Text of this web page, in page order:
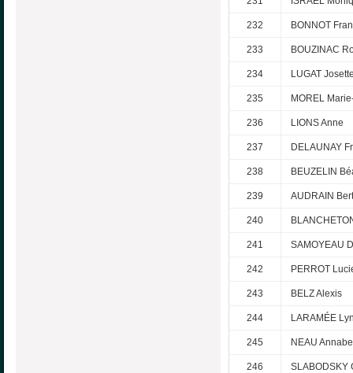
232 BONNOT
233 BOUZINAC
234 LUGAT
235 MOREL
236 LIONS Anne
237 DELAUNAY
238 BEUZELIN
239 AUDRAIN
240
241 SAMOYEAU
242 PERROT
243 BELZ Alexis
244 LARAMÉE
245 NEAU
246 SLABODSKY